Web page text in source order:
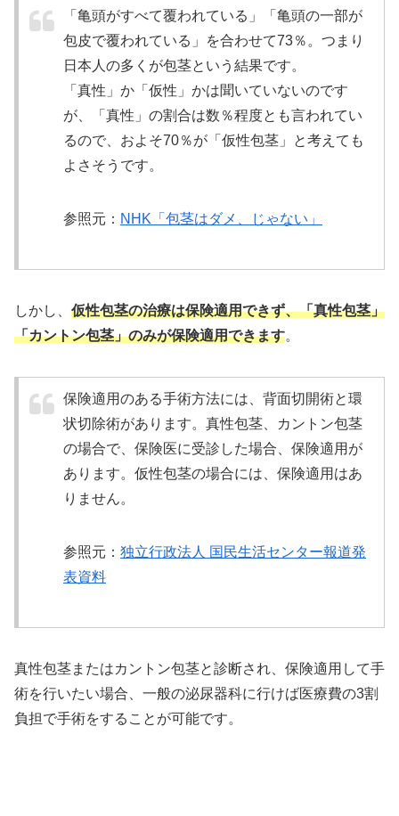
「亀頭がすべて覆われている」「亀頭の一部が
包皮で覆われている」を合わせて73％。つまり
日本人の多くが包茎という結果です。
「真性」か「仮性」かは聞いていないのです
が、「真性」の割合は数％程度とも言われてい
るので、およそ70％が「仮性包茎」と考えても
よさそうです。
参照元： NHK「包茎はダメ、じゃない」
しかし、 仮性包茎の治療は保険適用できず、「真性包茎」
「カントン包茎」のみが保険適用できます。
保険適用のある手術方法には、背面切開術と環
状切除術があります。真性包茎、カントン包茎
の場合で、保険医に受診した場合、保険適用が
あります。仮性包茎の場合には、保険適用はあ
りません。
参照元： 独立行政法人 国民生活センター報道発
表資料
真性包茎またはカントン包茎と診断され、保険適用して手
術を行いたい場合、一般の泌尿器科に行けば医療費の3割
負担で手術をすることが可能です。